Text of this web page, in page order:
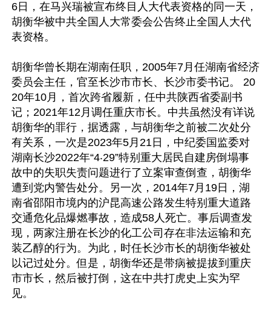
6日，在马兴瑞被宣布终目人大代表资格的同一天，
胡衡华被中共全国人大常委会公告终止全国人大代
表资格。
胡衡华曾长期在湖南任职，2005年7月任湖南省经济
委员会主任，官至长沙市市长、长沙市委书记。 20
20年10月，首次跨省履新，任中共陕西省委副书
记；2021年12月调任重庆市长。中共虽然没有详说
胡衡华的罪行，据透露，与胡衡华之前被二次处分
有关系，一次是2023年5月21日，中纪委国监委对
湖南长沙2022年“4‧29”特别重大居民自建房倒塌事
故中的失职失责问题进行了立案审查倒查，胡衡华
遭到党内警告处分。另一次，2014年7月19日，湖
南省邵阳市境内的沪昆高速公路发生特别重大道路
交通危化品爆燃事故，造成58人死亡。事后调查发
现，两家注册在长沙的化工公司存在非法运输和充
装乙醇的行为。为此，时任长沙市长的胡衡华被处
以记过处分。但是，胡衡华还是带病被提拔到重庆
市市长，然后被打倒，这在中共打虎史上实为罕
见。